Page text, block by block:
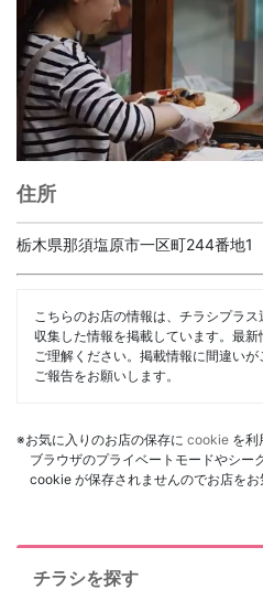
住所
栃木県那須塩原市一区町244番地1
こちらのお店の情報は、チラシプラ
収集した情報を掲載しています。最
ご理解ください。掲載情報に間違い
ご報告をお願いします。
※お気に入りのお店の保存に cookie を利
ブラウザのプライベートモードやシー
cookie が保存されませんのでお店をお
チラシを探す